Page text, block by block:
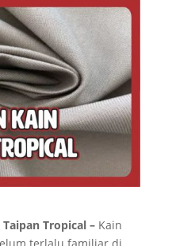
Tropical – Kain